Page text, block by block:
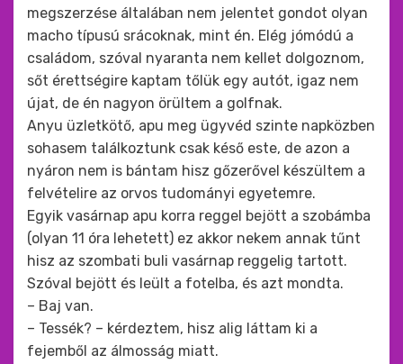
megszerzése általában nem jelentet gondot olyan
macho típusú srácoknak, mint én. Elég jómódú a
családom, szóval nyaranta nem kellet dolgoznom,
sőt érettségire kaptam tőlük egy autót, igaz nem
újat, de én nagyon örültem a golfnak.
Anyu üzletkötő, apu meg ügyvéd szinte napközben
sohasem találkoztunk csak késő este, de azon a
nyáron nem is bántam hisz gőzerővel készültem a
felvételire az orvos tudományi egyetemre.
Egyik vasárnap apu korra reggel bejött a szobámba
(olyan 11 óra lehetett) ez akkor nekem annak tűnt
hisz az szombati buli vasárnap reggelig tartott.
Szóval bejött és leült a fotelba, és azt mondta.
– Baj van.
– Tessék? – kérdeztem, hisz alig láttam ki a
fejemből az álmosság miatt.